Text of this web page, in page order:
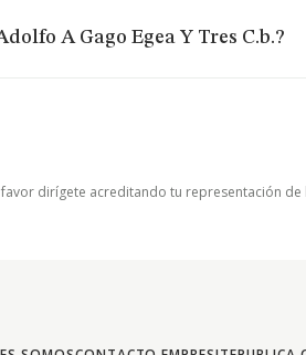
A Gago Egea Y Tres C.b.?
dirígete acreditando tu representación de